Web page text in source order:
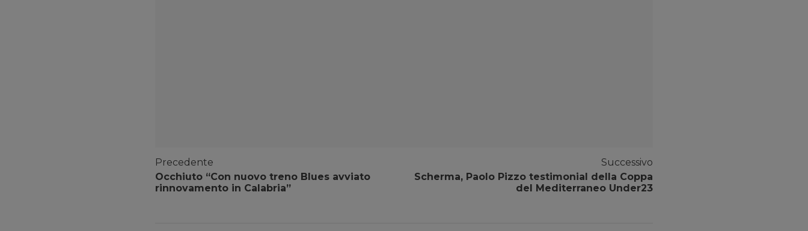
Precedente
Occhiuto “Con nuovo treno Blues avviato
rinnovamento in Calabria”
Successivo
Scherma, Paolo Pizzo testimonial della Coppa
del Mediterraneo Under23